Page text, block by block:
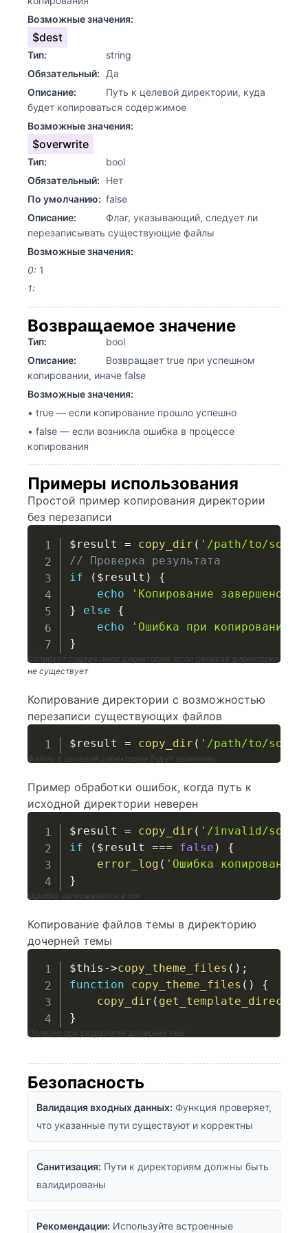
Возможные значения:
$dest
Тип:
string
Обязательный:
Да
Описание:
Путь к целевой директории, куда
будет копироваться содержимое
Возможные значения:
$overwrite
Тип:
bool
Обязательный:
Нет
По умолчанию: false
Описание:
Флаг, указывающий, следует ли
перезаписывать существующие файлы
Возможные значения:
0: 1
1:
Возвращаемое значение
Тип:
bool
Описание:
Возвращает true при успешном
копировании, иначе false
Возможные значения:
• true — если копирование прошло успешно
• false — если возникла ошибка в процессе
копирования
Примеры использования
Простой пример копирования директории
без перезаписи
$result = copy_dir ( '/path/to/
// Проверка результата
if
( $result )
{
echo
'Копирование завершено
}
else
{
echo
'Ошибка при копировании'
}
Копирует содержимое директории, если целевая директория
не существует
Копирование директории с возможностью
перезаписи существующих файлов
$result = copy_dir ( '/path/to/
Файлы в целевой директории будут заменены
Пример обработки ошибок, когда путь к
исходной директории неверен
$result = copy_dir ( '/invalid/
if
( $result === false )
{
error_log ( 'Ошибка
}
Ошибка записывается в лог
Копирование файлов темы в директорию
дочерней темы
$this ->copy_theme_files ( ) ;
function
copy_theme_files ( )
{
copy_dir (
}
Полезно при разработке дочерних тем
Безопасность
Валидация входных данных: Функция проверяет,
что указанные пути существуют и корректны
Санитизация: Пути к директориям должны быть
валидированы
Рекомендации: Используйте встроенные